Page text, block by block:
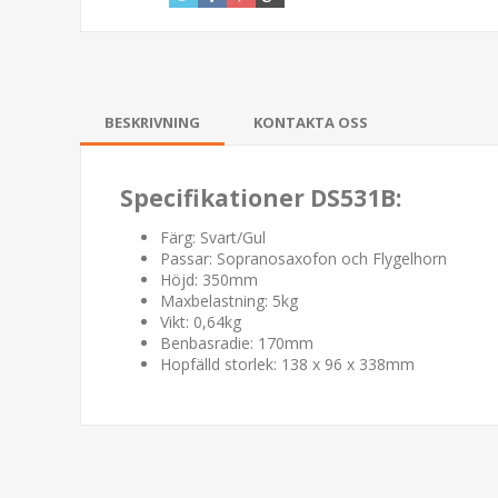
BESKRIVNING KONTAKTA OSS
Specifikationer DS531B:
Färg: Svart/Gul
Passar: Sopranosaxofon och Flygelhorn
Höjd: 350mm
Maxbelastning: 5kg
Vikt: 0,64kg
Benbasradie: 170mm
Hopfälld storlek: 138 x 96 x 338mm